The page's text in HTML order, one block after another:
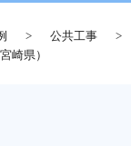
公共工事
崎県）